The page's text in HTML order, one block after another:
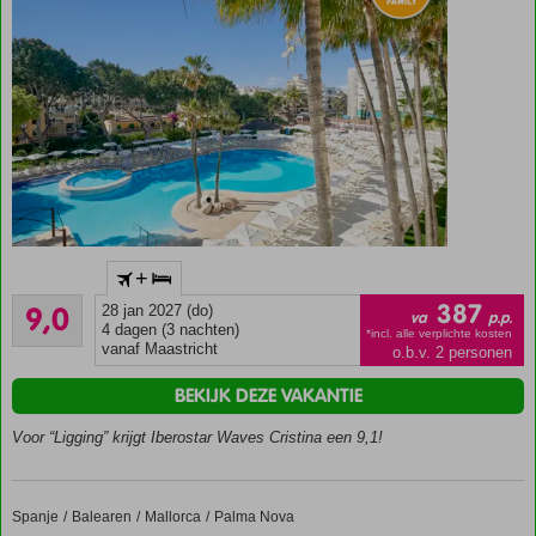
kwaliteitshotel!
Prachtige
locatie,
100
van het
Lekker
relaxen in
9,0
Uitstekend
59
beoordelingen
+
28 jan 2027 (do)
4 dagen (3 nachten)
vanaf Maastricht
va 387 p.p.
*incl. alle verplichte kosten
o.b.v. 2 personen
Voor “Ligging” krijgt Iberostar Waves Cristina een 9,1!
BEKIJK DEZE VAKANTIE
Home
Spanje Balearen Mallorca Palma Nova
Zafiro Palmanova & Spa